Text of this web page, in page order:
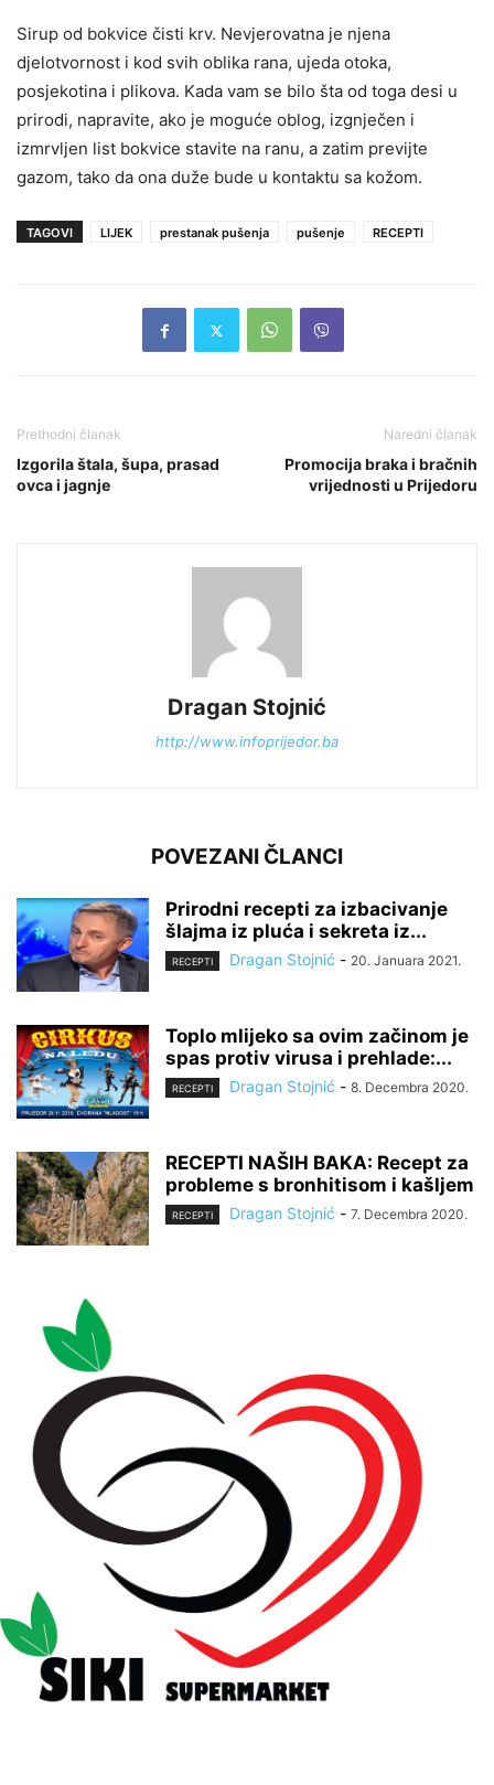
Sirup od bokvice čisti krv. Nevjerovatna je njena
djelotvornost i kod svih oblika rana, ujeda otoka,
posjekotina i plikova. Kada vam se bilo šta od toga desi u
prirodi, napravite, ako je moguće oblog, izgnječen i
izmrvljen list bokvice stavite na ranu, a zatim previjte
gazom, tako da ona duže bude u kontaktu sa kožom.
TAGOVI LIJEK prestanak pušenja pušenje RECEPTI
Prethodni članak
Izgorila štala, šupa, prasad
ovca i jagnje
Naredni članak
Promocija braka i bračnih
vrijednosti u Prijedoru
Dragan Stojnić
http://www.infoprijedor.ba
POVEZANI ČLANCI
Prirodni recepti za izbacivanje
šlajma iz pluća i sekreta iz...
RECEPTI Dragan Stojnić - 20. Januara 2021.
Toplo mlijeko sa ovim začinom je
spas protiv virusa i prehlade:...
RECEPTI Dragan Stojnić - 8. Decembra 2020.
RECEPTI NAŠIH BAKA: Recept za
probleme s bronhitisom i kašljem
RECEPTI Dragan Stojnić - 7. Decembra 2020.